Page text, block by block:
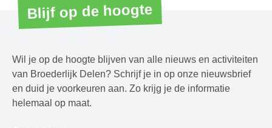
Blijf op de hoogte
Wil je op de hoogte blijven van alle nieuws en activiteiten
van Broederlijk Delen? Schrijf je in op onze nieuwsbrief
en duid je voorkeuren aan. Zo krijg je de informatie
helemaal op maat.